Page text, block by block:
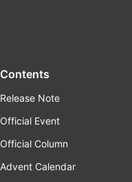
Contents
Release Note
Official Event
Official Column
Advent Calendar